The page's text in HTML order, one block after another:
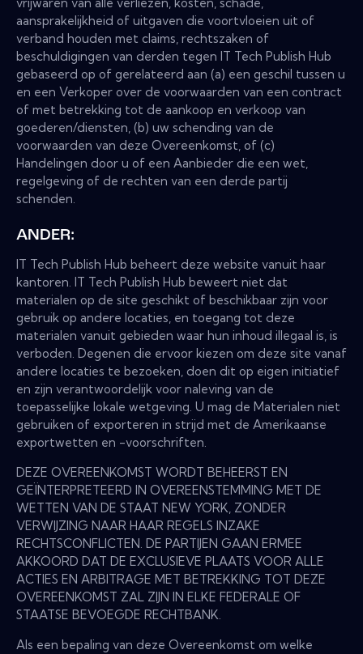
aansprakelijkheid of uitgaven die voortvloeien uit of
verband houden met claims, rechtszaken of
beschuldigingen van derden tegen IT Tech Publish Hub
gebaseerd op of gerelateerd aan (a) een geschil tussen u
en een Verkoper over de voorwaarden van een contract
of met betrekking tot de aankoop en verkoop van
goederen/diensten, (b) uw schending van de
voorwaarden van deze Overeenkomst, of (c)
Handelingen door u of een Aanbieder die een wet,
regelgeving of de rechten van een derde partij
schenden.
ANDER:
IT Tech Publish Hub beheert deze website vanuit haar
kantoren. IT Tech Publish Hub beweert niet dat
materialen op de site geschikt of beschikbaar zijn voor
gebruik op andere locaties, en toegang tot deze
materialen vanuit gebieden waar hun inhoud illegaal is, is
verboden. Degenen die ervoor kiezen om deze site vanaf
andere locaties te bezoeken, doen dit op eigen initiatief
en zijn verantwoordelijk voor naleving van de
toepasselijke lokale wetgeving. U mag de Materialen niet
gebruiken of exporteren in strijd met de Amerikaanse
exportwetten en -voorschriften.
DEZE OVEREENKOMST WORDT BEHEERST EN
GEÏNTERPRETEERD IN OVEREENSTEMMING MET DE
WETTEN VAN DE STAAT NEW YORK, ZONDER
VERWIJZING NAAR HAAR REGELS INZAKE
RECHTSCONFLICTEN. DE PARTIJEN GAAN ERMEE
AKKOORD DAT DE EXCLUSIEVE PLAATS VOOR ALLE
ACTIES EN ARBITRAGE MET BETREKKING TOT DEZE
OVEREENKOMST ZAL ZIJN IN ELKE FEDERALE OF
STAATSE BEVOEGDE RECHTBANK.
Als een bepaling van deze Overeenkomst om welke